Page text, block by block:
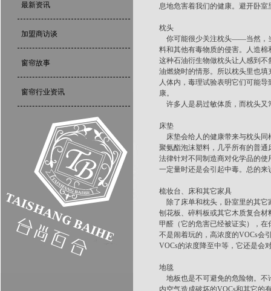
最新资讯
加盟商访谈
窗帘故事
窗帘行业资讯
息地危害着我们的健康。避开卧
枕头
你可能很少关注枕头——当然，
料和其他有毒物质的侵害。人造
这种石油衍生物做枕头让人感到
油燃烧时的情形。所以枕头里也
人体内，毒理试验表明它们可能
康。
许多人是易过敏体质，而枕头又
床垫
床垫会给人的健康带来与枕头同
聚氨酯泡沫塑料，几乎所有的普
法律针对不同制造商对化学品的
一定量时还是会引起中毒。总的
梳妆台、床和其它家具
除了床单和枕头，卧室里的其它
刨花板、碎料板或其它木质复合
甲醛（它的危害已经被证实），
不是闹着玩的，高浓度的VOCs会
VOCs的浓度降至中等，它还是会
地毯
地板也是不可避免的危险物。不
内空气造成破坏的VOCs和其它的